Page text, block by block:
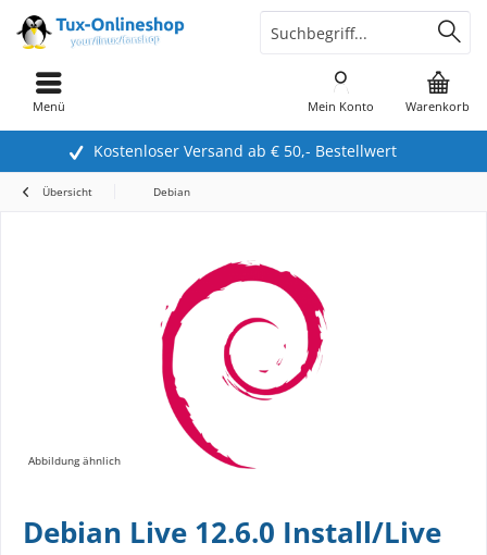
Kostenloser Versand ab € 50,- Bestellwert
Warenkorb
Mein Konto
Menü
Übersicht Debian
Abbildung ähnlich
Debian Live 12.6.0 Install/Live